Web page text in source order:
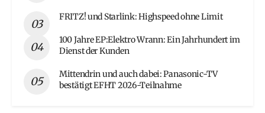
FRITZ! und Starlink: Highspeed ohne Limit
100 Jahre EP:Elektro Wrann: Ein Jahrhundert im
Dienst der Kunden
Mittendrin und auch dabei: Panasonic-TV
bestätigt EFHT 2026-Teilnahme